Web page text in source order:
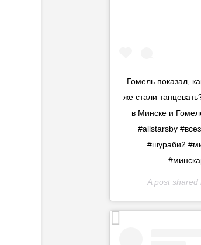
Гомель показал,
же стали
в Минске и
#allstarsby
#шураби2
A post shared